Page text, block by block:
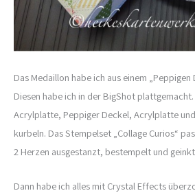
Das Medaillon habe ich aus einem
Diesen habe ich in der BigShot
Acrylplatte, Peppiger Deckel, Acrylplatte
kurbeln. Das Stempelset „Collage Curios“
2 Herzen ausgestanzt, bestempelt und
Dann habe ich alles mit Crystal Effects